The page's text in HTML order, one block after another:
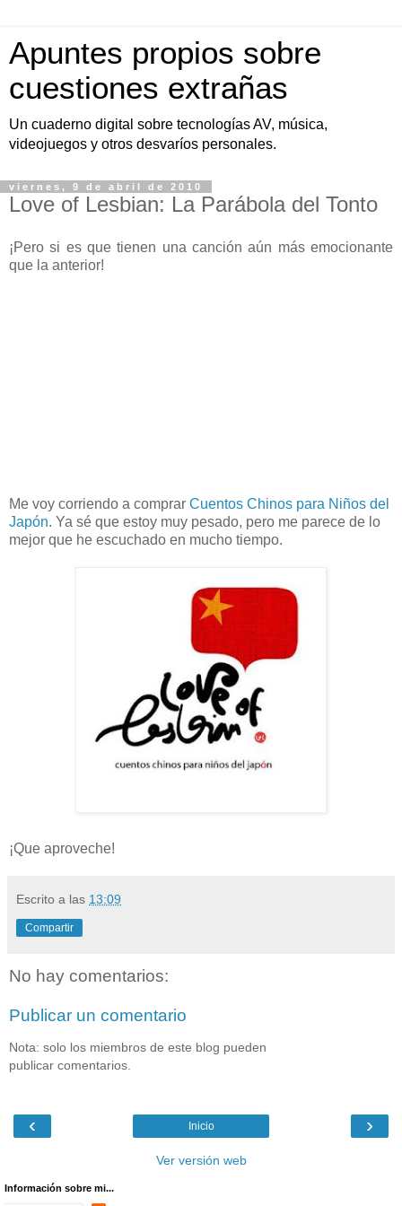
Apuntes propios sobre
cuestiones extrañas
Un cuaderno digital sobre tecnologías AV, música,
videojuegos y otros desvaríos personales.
viernes, 9 de abril de 2010
Love of Lesbian: La Parábola del Tonto
¡Pero si es que tienen una canción aún más emocionante
que la anterior!
Me voy corriendo a comprar Cuentos Chinos para Niños del
Japón. Ya sé que estoy muy pesado, pero me parece de lo
mejor que he escuchado en mucho tiempo.
¡Que aproveche!
Escrito a las 13:09
Compartir
No hay comentarios:
Publicar un comentario
Nota: solo los miembros de este blog pueden
publicar comentarios.
‹ ›
Inicio
Ver versión web
Información sobre mi...